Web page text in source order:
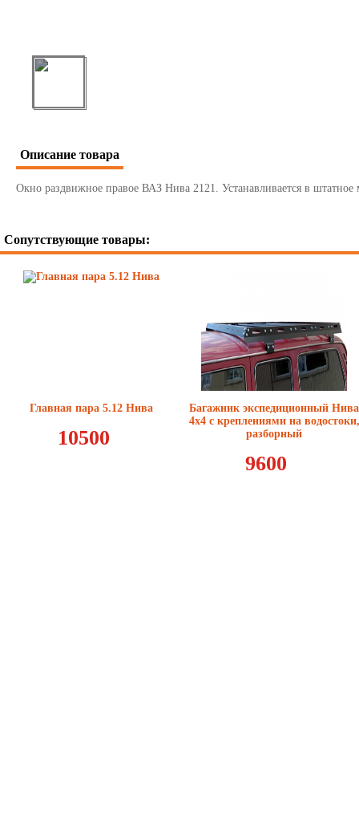
Описание товара
Окно раздвижное правое ВАЗ Нива 2121. Устанавливается в штатное
Сопутствующие товары:
Главная пара 5.12 Нива
10500
Багажник экспедиционный Нива
4x4 с креплениями на водостоки,
разборный
9600